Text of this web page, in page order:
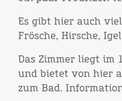
Es gibt hier auch
Frösche, Hirsche,
Das Zimmer liegt im
und bietet von hier
zum Bad.